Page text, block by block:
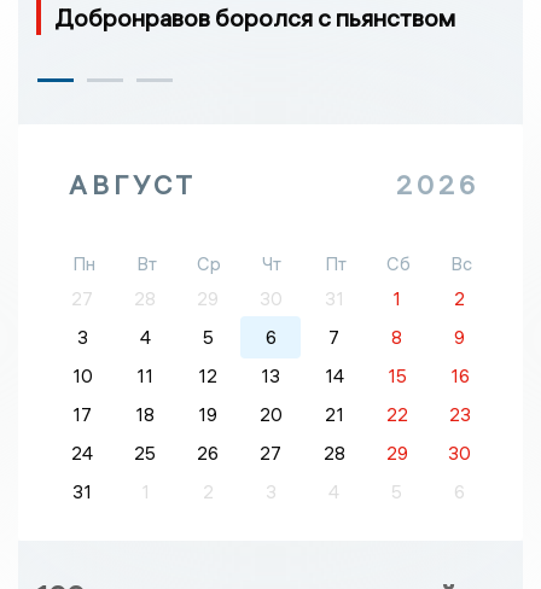
Добронравов боролся с пьянством
АВГУСТ 2026
Пн Вт Ср Чт Пт Сб
Вс
27
28 29 30 31 1
2
3
4 5 6 7 8
9
10
11 12 13 14 15
16
17
18 19 20 21 22
23
24
25 26 27 28 29
30
31
1 2 3 4 5 6